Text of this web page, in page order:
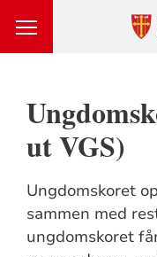
ut VGS)
Ungdomskoret
sammen med
ungdomskoret